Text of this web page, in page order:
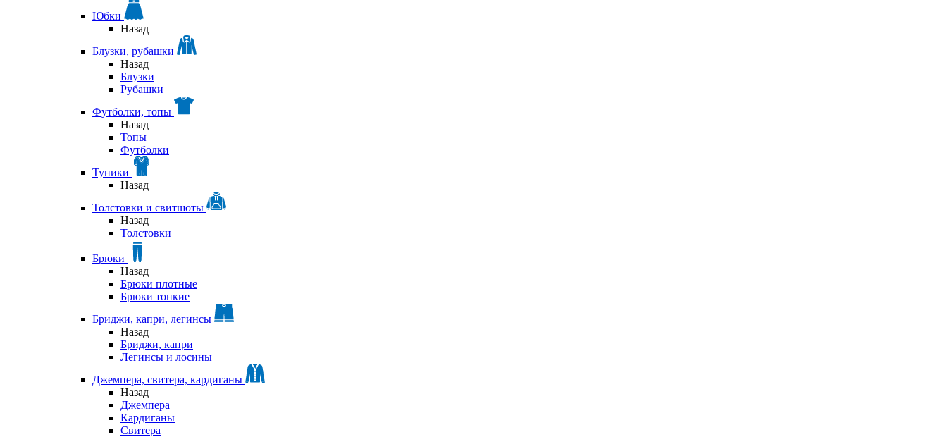
Юбки
Назад
Блузки, рубашки
Назад
Блузки
Рубашки
Футболки, топы
Назад
Топы
Футболки
Туники
Назад
Толстовки и свитшоты
Назад
Толстовки
Брюки
Назад
Брюки плотные
Брюки тонкие
Бриджи, капри, легинсы
Назад
Бриджи, капри
Легинсы и лосины
Джемпера, свитера, кардиганы
Назад
Джемпера
Кардиганы
Свитера